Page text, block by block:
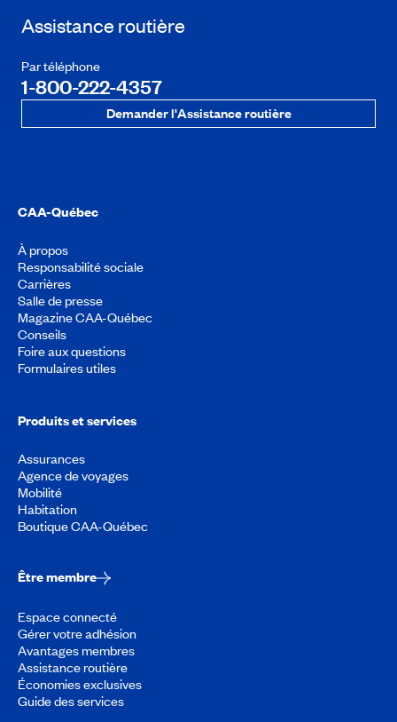
Assistance routière
Par téléphone
1-800-222-4357
Demander l'Assistance routière
CAA-Québec
À propos
Responsabilité sociale
Carrières
Salle de presse
Magazine CAA-Québec
Conseils
Foire aux questions
Formulaires utiles
Produits et services
Assurances
Agence de voyages
Mobilité
Habitation
Boutique CAA-Québec
Être membre
Espace connecté
Gérer votre adhésion
Avantages membres
Assistance routière
Économies exclusives
Guide des services